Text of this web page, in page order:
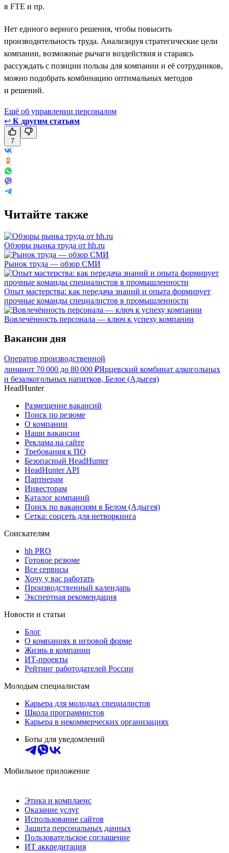
в FTE и пр.
Нет единого верного решения, чтобы повысить
производительность труда. Анализируя стратегические цели
компании, возможные рычаги воздействия и стараясь
рассуждать с позиции пользы для компании и её сотрудников,
можно подобрать комбинацию оптимальных методов
и решений.
Ещё об управлении персоналом
↩ К другим статьям
7
Читайте также
Обзоры рынка труда от hh.ru
Рынок труда — обзор СМИ
Опыт мастерства: как передача знаний и опыта формирует
прочные команды специалистов в промышленности
Вовлечённость персонала — ключ к успеху компании
Вакансии дня
Оператор производственной
линииот 70 000 до 80 000 ₽Ярцевский комбинат алкогольных
и безалкогольных напитков, Белое (Адыгея)
HeadHunter
Размещение вакансий
Поиск по резюме
О компании
Наши вакансии
Реклама на сайте
Требования к ПО
Безопасный HeadHunter
HeadHunter API
Партнерам
Инвесторам
Каталог компаний
Поиск по вакансиям в Белом (Адыгея)
Сетка: соцсеть для нетворкинга
Соискателям
hh PRO
Готовое резюме
Все сервисы
Хочу у вас работать
Производственный календарь
Экспертная рекомендация
Новости и статьи
Блог
О компаниях в игровой форме
Жизнь в компании
ИТ-проекты
Рейтинг работодателей России
Молодым специалистам
Карьера для молодых специалистов
Школа программистов
Карьера в некоммерческих организациях
Боты для уведомлений
Мобильное приложение
Этика и комплаенс
Оказание услуг
Использование сайтов
Защита персональных данных
Пользовательское соглашение
ИТ аккредитация